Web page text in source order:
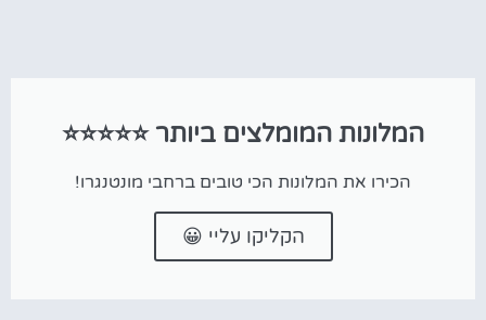
המלונות המומלצים ביותר ⭐⭐⭐⭐⭐
הכירו את המלונות הכי טובים ברחבי מונטנגרו!
הקליקו עליי 😀